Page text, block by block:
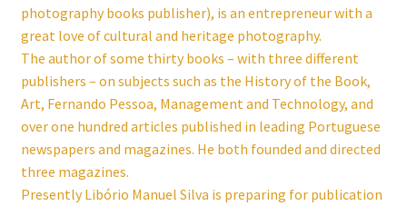
photography books publisher), is an entrepreneur with a
great love of cultural and heritage photography.
The author of some thirty books – with three different
publishers – on subjects such as the History of the Book,
Art, Fernando Pessoa, Management and Technology, and
over one hundred articles published in leading Portuguese
newspapers and magazines. He both founded and directed
three magazines.
Presently Libório Manuel Silva is preparing for publication